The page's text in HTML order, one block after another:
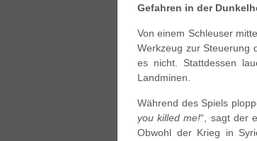
Gefahren in der
Von einem Schleuser
Werkzeug zur Steuerung
es nicht. Stattdessen
Landminen.
Während des Spiels
you killed me!“, sagt der
Obwohl der Krieg in